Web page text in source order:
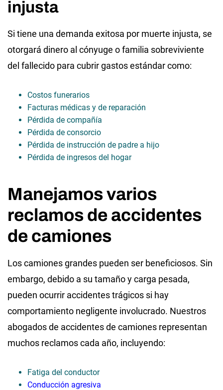
injusta
Si tiene una demanda exitosa por muerte injusta, se
otorgará dinero al cónyuge o familia sobreviviente
del fallecido para cubrir gastos estándar como:
Costos funerarios
Facturas médicas y de reparación
Pérdida de compañía
Pérdida de consorcio
Pérdida de instrucción de padre a hijo
Pérdida de ingresos del hogar
Manejamos varios
reclamos de accidentes
de camiones
Los camiones grandes pueden ser beneficiosos. Sin
embargo, debido a su tamaño y carga pesada,
pueden ocurrir accidentes trágicos si hay
comportamiento negligente involucrado. Nuestros
abogados de accidentes de camiones representan
muchos reclamos cada año, incluyendo:
Fatiga del conductor
Conducción agresiva